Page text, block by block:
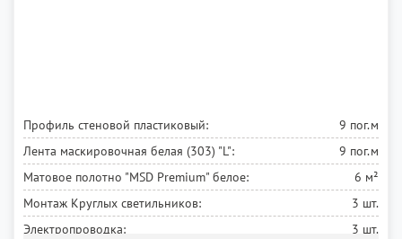
Профиль стеновой пластиковый:
9 пог.м
Лента маскировочная белая (303) "L":
9 пог.м
Матовое полотно "MSD Premium" белое:
6 м²
Монтаж Круглых светильников:
3 шт.
Электропроводка:
3 шт.